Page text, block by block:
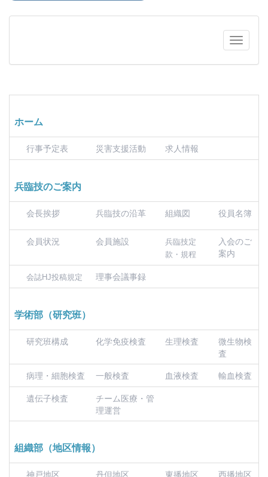
ホーム
行事予定表 災害支援活動 求人情報
兵臨技のご案内
会長挨拶 兵臨技の沿革 組織図 役員名簿
会員状況 会員施設
兵臨技定
款・規程
入会のご
案内
会誌HJ投稿規定 理事会議事録
学術部（研究班）
研究班構成 化学免疫検査 生理検査
微生物検
査
病理・細胞検査
一般検査 血液検査
輸血検査
遺伝子検査
チーム医療・管
理運営
組織部（地区情報）
神戸地区 丹但地区 東播地区 西播地区